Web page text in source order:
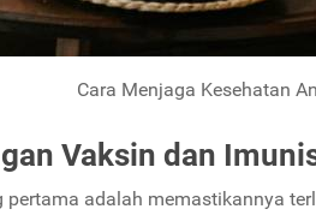
Cara Menjaga Kesehatan
Vaksin dan
pertama adalah memastikannya